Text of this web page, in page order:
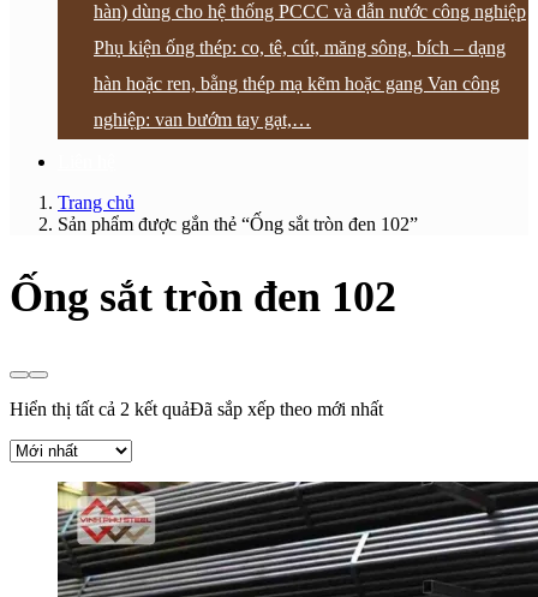
hàn) dùng cho hệ thống PCCC và dẫn nước công nghiệp
Phụ kiện ống thép: co, tê, cút, măng sông, bích – dạng
hàn hoặc ren, bằng thép mạ kẽm hoặc gang Van công
nghiệp: van bướm tay gạt,…
Trang chủ
Sản phẩm được gắn thẻ “Ống sắt tròn đen 102”
Ống sắt tròn đen 102
Hiển thị tất cả 2 kết quảĐã sắp xếp theo mới nhất